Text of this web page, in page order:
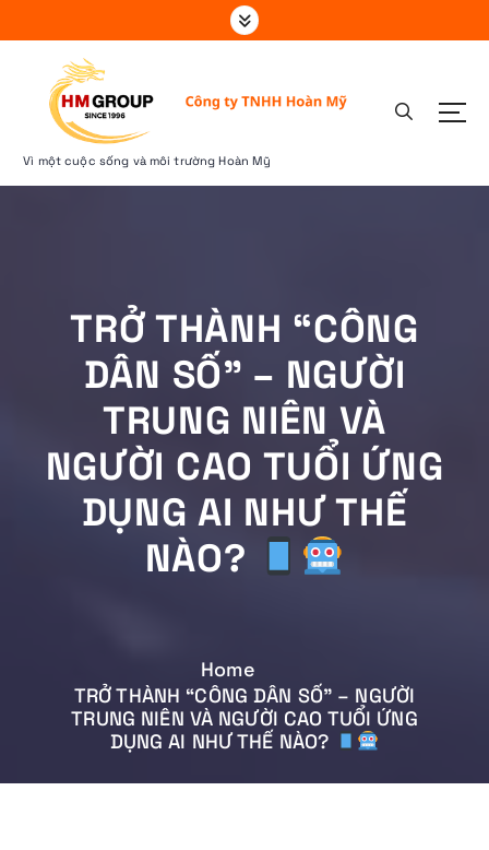
k
o
Vì một cuộc sống và môi trường Hoàn Mỹ
TRỞ THÀNH “CÔNG
DÂN SỐ” – NGƯỜI
TRUNG NIÊN VÀ
NGƯỜI CAO TUỔI ỨNG
DỤNG AI NHƯ THẾ
NÀO?
Home
TRỞ THÀNH “CÔNG DÂN SỐ” – NGƯỜI
TRUNG NIÊN VÀ NGƯỜI CAO TUỔI ỨNG
DỤNG AI NHƯ THẾ NÀO?